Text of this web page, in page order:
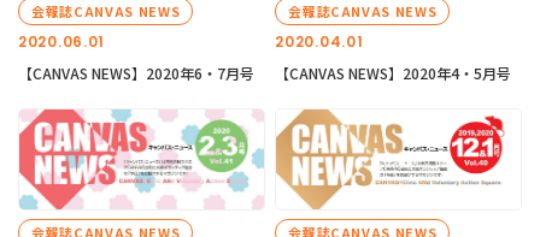
2020.06.01
会報誌CANVAS NEWS
【CANVAS NEWS】2020年6・7月号
2020.04.01
会報誌CANVAS NEWS
【CANVAS NEWS】2020年4・5月号
会報誌CANVAS NEWS 会報誌CANVAS NEWS